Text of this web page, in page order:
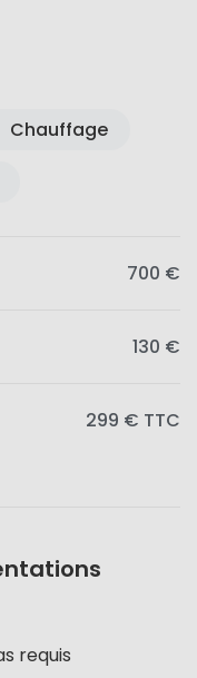
Chauffage
700 €
130 €
299 € TTC
requis